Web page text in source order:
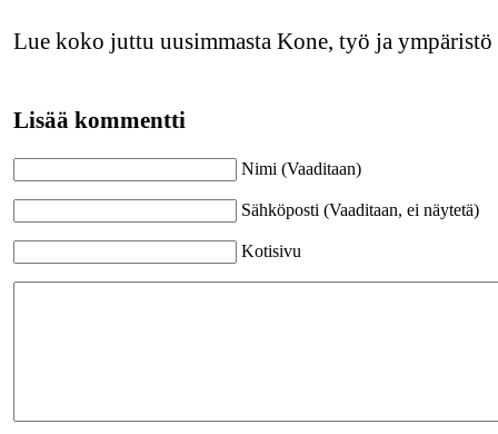
Lue koko juttu uusimmasta Kone, työ ja ympäristö
Lisää kommentti
Nimi (Vaaditaan)
Sähköposti (Vaaditaan, ei näytetä)
Kotisivu